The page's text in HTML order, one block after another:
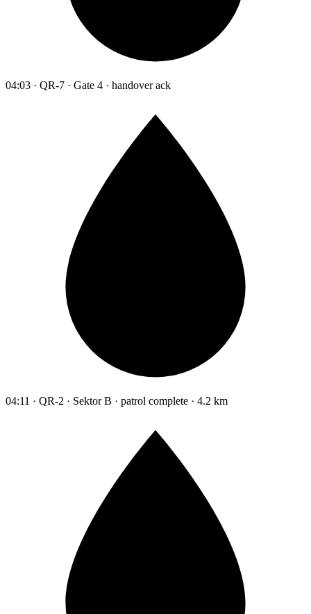
04:03 · QR-7 · Gate 4 · handover ack
04:11 · QR-2 · Sektor B · patrol complete · 4.2 km